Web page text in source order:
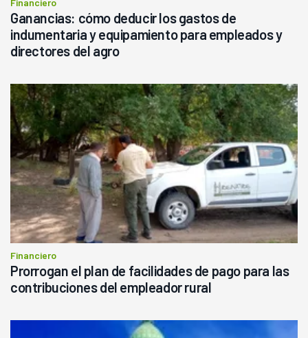
Ganancias: cómo deducir los gastos de
indumentaria y equipamiento para empleados y
directores del agro
Financiero
Prorrogan el plan de facilidades de pago para las
contribuciones del empleador rural